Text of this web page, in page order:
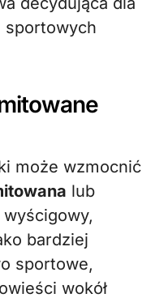
sportowych
może wzmocnić
lub
bardziej
sportowe,
wokół